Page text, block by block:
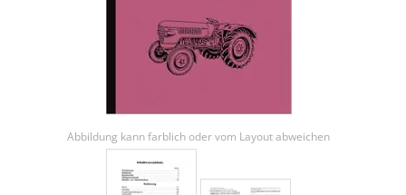
Abbildung kann farblich oder vom Layout abweichen